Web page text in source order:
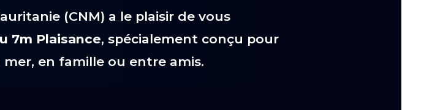
(CNM) a le plaisir de vous
7m Plaisance, spécialement conçu pour
en famille ou entre amis.